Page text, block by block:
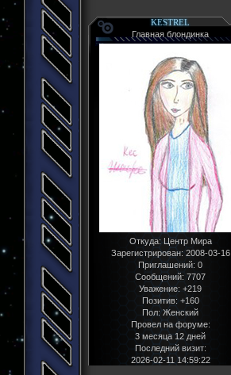
KESTREL
Главная блондинка
Откуда:Центр Мира
Зарегистрирован: 2008-03-16
Приглашений: 0
Сообщений: 7707
Уважение: +219
Позитив: +160
Пол:Женский
Провел на форуме:
3 месяца 12 дней
Последний визит:
2026-02-11 14:59:22